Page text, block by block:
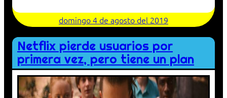
domingo 4 de agosto del 2019
Netflix pierde usuarios por
primera vez, pero tiene un plan